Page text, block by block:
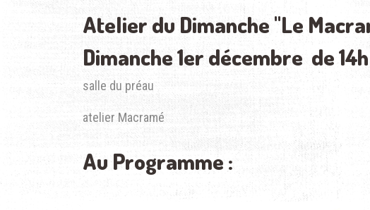
Atelier du Dimanche "Le
Dimanche 1er décembre de 14h
salle du préau
atelier Macramé
Au Programme :